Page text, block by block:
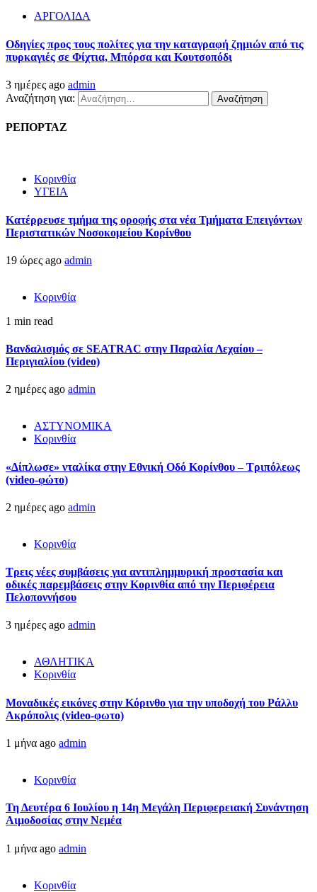
ΑΡΓΟΛΙΔΑ
Οδηγίες προς τους πολίτες για την καταγραφή ζημιών από τις
πυρκαγιές σε Φίχτια, Μπόρσα και Κουτσοπόδι
3 ημέρες ago admin
Αναζήτηση για:
ΡΕΠΟΡΤΑΖ
Κορινθία
ΥΓΕΙΑ
Kατέρρευσε τμήμα της οροφής στα νέα Τμήματα Επειγόντων
Περιστατικών Νοσοκομείου Κορίνθου
19 ώρες ago admin
Κορινθία
1 min read
Βανδαλισμός σε SEATRAC στην Παραλία Λεχαίου –
Περιγιαλίου (video)
2 ημέρες ago admin
ΑΣΤΥΝΟΜΙΚΑ
Κορινθία
«Δίπλωσε» νταλίκα στην Εθνική Oδό Κορίνθου – Τριπόλεως
(video-φώτο)
2 ημέρες ago admin
Κορινθία
Τρεις νέες συμβάσεις για αντιπλημμυρική προστασία και
οδικές παρεμβάσεις στην Κορινθία από την Περιφέρεια
Πελοποννήσου
3 ημέρες ago admin
ΑΘΛΗΤΙΚΑ
Κορινθία
Μοναδικές εικόνες στην Κόρινθο για την υποδοχή του Ράλλυ
Ακρόπολις (video-φωτο)
1 μήνα ago admin
Κορινθία
Τη Δευτέρα 6 Ιουλίου η 14η Μεγάλη Περιφερειακή Συνάντηση
Αιμοδοσίας στην Νεμέα
1 μήνα ago admin
Κορινθία